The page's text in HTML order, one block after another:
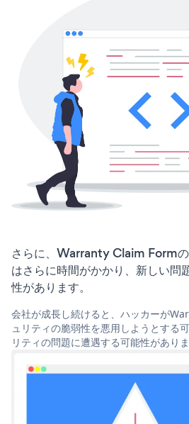
さらに、Warranty Claim Form
はさらに時間がかかり、新しい問
性があります。
会社が成長し続けると、ハッカーが
ュリティの脆弱性を悪用しようとする
リティの問題に遭遇する可能性がありま